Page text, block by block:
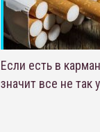
Если есть в
значит все не так